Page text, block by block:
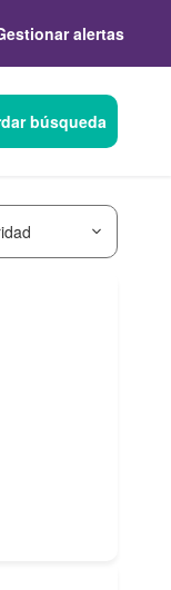
alertas
búsqueda